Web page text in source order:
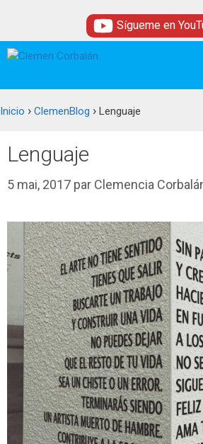
contenu
Sígueme en
Inicio › ClemenBlog › Lenguaje
Lenguaje
5 mai, 2017 par Clemencia